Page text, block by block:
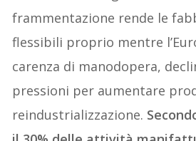
frammentazione rende le
flessibili proprio mentre
carenza di manodopera,
pressioni per aumentare
reindustrializzazione.